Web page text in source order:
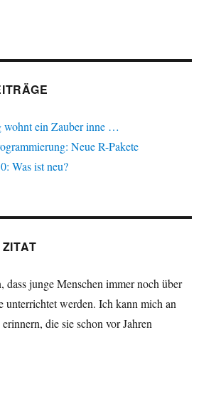
wohnt ein Zauber inne …
Neue R-Pakete
Was ist neu?
dass junge Menschen immer noch über
unterrichtet werden. Ich kann mich an
die sie schon vor Jahren